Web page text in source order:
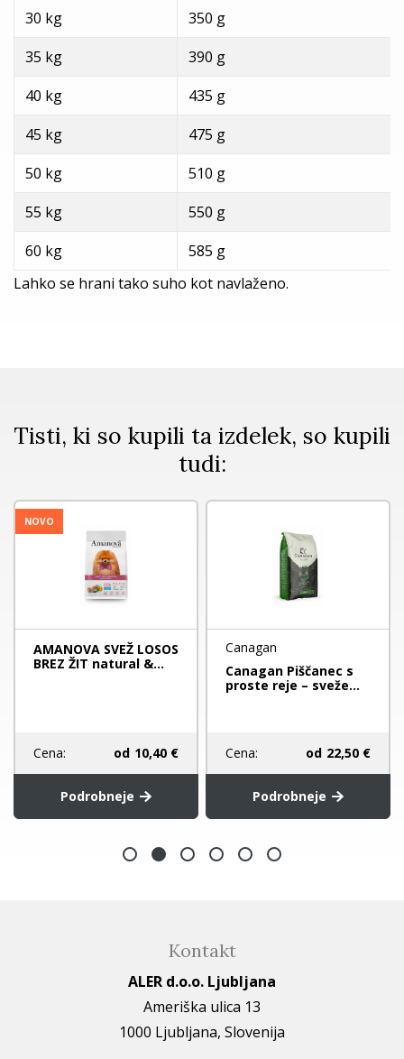
30 kg
350 g
35 kg
390 g
40 kg
435 g
45 kg
475 g
50 kg
510 g
55 kg
550 g
60 kg
585 g
Lahko se hrani tako suho kot navlaženo.
Tisti, ki so kupili ta izdelek, so kupili
tudi:
NOVO
AMANOVA SVEŽ LOSOS
BREZ ŽIT natural &...
Cena: od 10,40 €
Podrobneje
Canagan
Canagan Piščanec s
proste reje – sveže...
Cena: od 22,50 €
Podrobneje
Kontakt
ALER d.o.o. Ljubljana
Ameriška ulica 13
1000 Ljubljana, Slovenija